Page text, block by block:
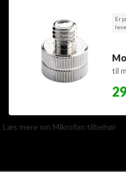
Er
til
Læs mere om Mikrofon tilbehør